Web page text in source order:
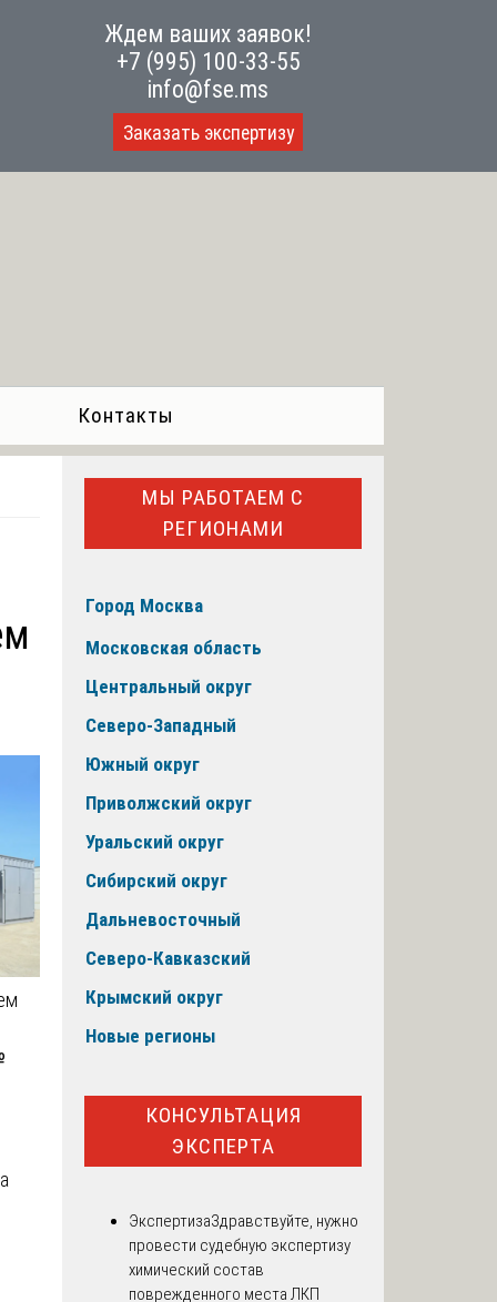
Ждем ваших заявок!
+7 (995) 100-33-55
info@fse.ms
Заказать экспертизу
Контакты
МЫ РАБОТАЕМ С
РЕГИОНАМИ
Город Москва
Московская область
Центральный округ
Северо-Западный
Южный округ
Приволжский округ
Уральский округ
Сибирский округ
Дальневосточный
Северо-Кавказский
Крымский округ
Новые регионы
КОНСУЛЬТАЦИЯ
ЭКСПЕРТА
ЭкспертизаЗдравствуйте, нужно
провести судебную экспертизу
химический состав
поврежденного места ЛКП